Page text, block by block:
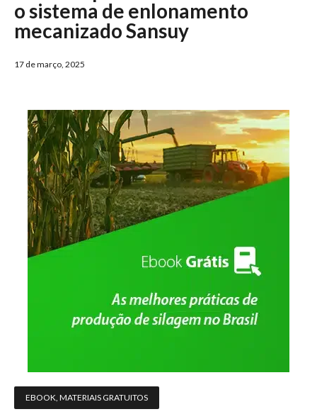
o sistema de enlonamento
mecanizado Sansuy
17 de março, 2025
EBOOK, MATERIAIS GRATUITOS